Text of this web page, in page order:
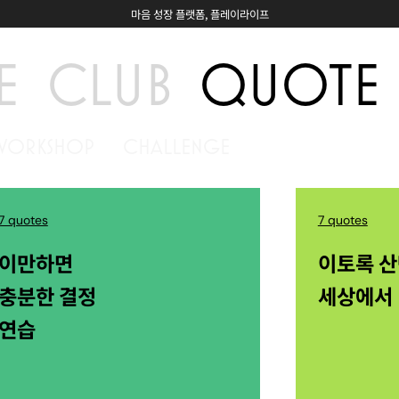
마음 성장 플랫폼, 플레이라이프
CLUB QUOTE
quotes
만하면
분한 결정
습
7 quotes
이토록
세상에서